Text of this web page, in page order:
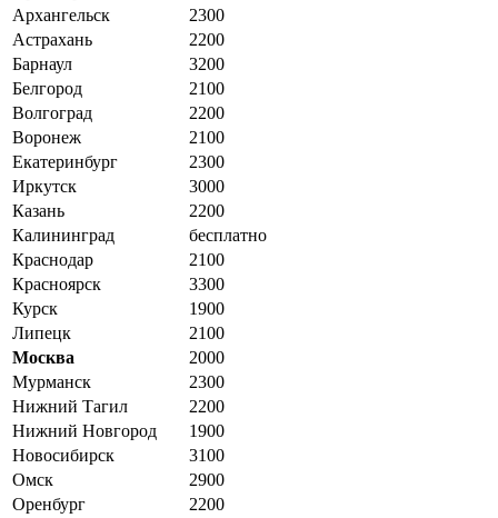
Архангельск
2300
Астрахань
2200
Барнаул
3200
Белгород
2100
Волгоград
2200
Воронеж
2100
Екатеринбург
2300
Иркутск
3000
Казань
2200
Калининград
бесплатно
Краснодар
2100
Красноярск
3300
Курск
1900
Липецк
2100
Москва
2000
Мурманск
2300
Нижний Тагил
2200
Нижний Новгород
1900
Новосибирск
3100
Омск
2900
Оренбург
2200